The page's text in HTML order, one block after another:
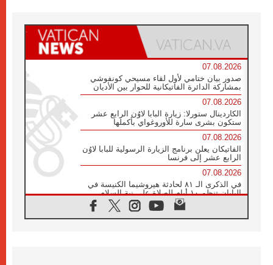
07.08.2026
صدور بيان ختامي لأول لقاء مسيحي كونفوشي
بمشاركة الدائرة الفاتيكانية للحوار بين الأديان
07.08.2026
الكاردينال ستورلا: زيارة البابا لاوُن الرابع عشر
ستكون بشرى سارة للأوروغواي بأكملها
07.08.2026
الفاتيكان يعلن برنامج الزيارة الرسولية للبابا لاوُن
الرابع عشر إلى فرنسا
07.08.2026
في الذكرى الـ ٨١ لحادثة هيروشيما الكنيسة في
اليابان تنظم ١٠ أيام للصلاة على نية السلام
الكنيسة في الأوروغواي: زيارة البابا ستعزز